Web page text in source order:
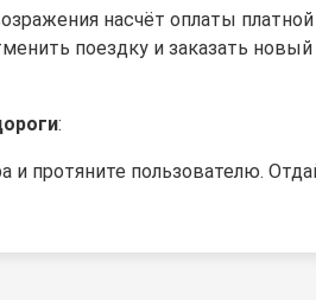
насчёт оплаты
поездку и заказать
:
и протяните пользователю.